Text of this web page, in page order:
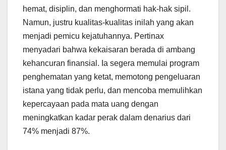
hemat, disiplin, dan menghormati hak-hak sipil.
Namun, justru kualitas-kualitas inilah yang akan
menjadi pemicu kejatuhannya. Pertinax
menyadari bahwa kekaisaran berada di ambang
kehancuran finansial. Ia segera memulai program
penghematan yang ketat, memotong pengeluaran
istana yang tidak perlu, dan mencoba memulihkan
kepercayaan pada mata uang dengan
meningkatkan kadar perak dalam denarius dari
74% menjadi 87%.